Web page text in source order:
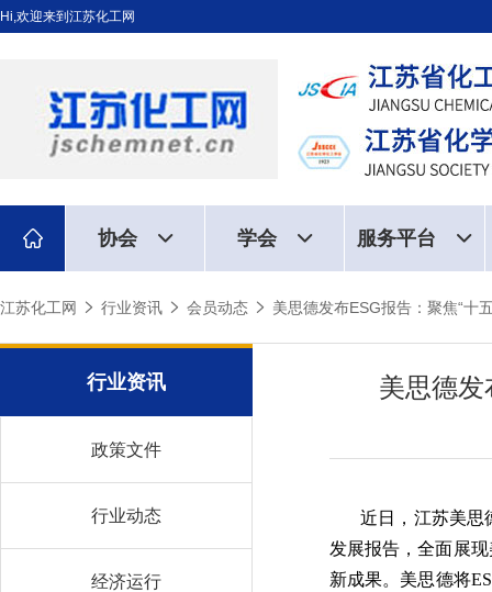
Hi,欢迎来到江苏化工网
协会 学会 服务平台
江苏化工网 行业资讯 会员动态 美思德发布ESG报告：聚焦“十
行业资讯
政策文件
行业动态
经济运行
美思德发
近日，江苏美思
发展报告，全面展
新成果。美思德将